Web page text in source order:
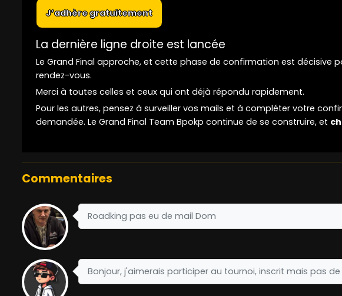
J’adhère gratuitement
La dernière ligne droite est lancée
Le Grand Final approche, et cette phase de confirmation est décisive
rendez-vous.
Merci à toutes celles et ceux qui ont déjà répondu rapidement.
Pour les autres, pensez à surveiller vos mails et à compléter votre
demandée. Le Grand Final Team Bpokp continue de se construire, et
Commentaires
Roadking pas eu de mail Dom
Bonjour, j'aimerais participer au tournoi, inscrit mais pas